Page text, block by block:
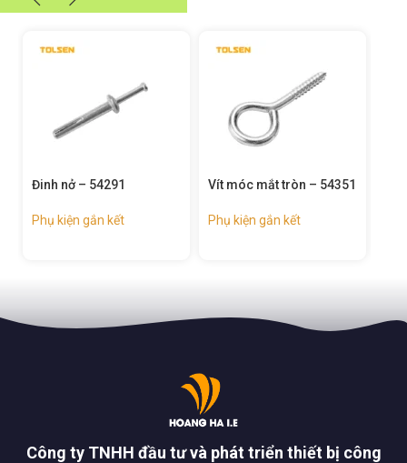
Đinh nở – 54291
Phụ kiện gắn kết
Vít móc mắt tròn – 54351
Phụ kiện gắn kết
Công ty TNHH đầu tư và phát triển thiết bị công